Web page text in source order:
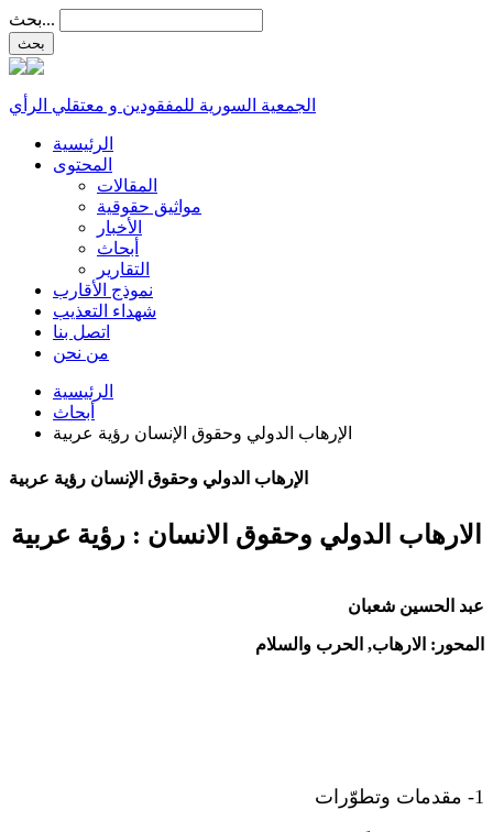
بحث...
الجمعية السورية للمفقودين و معتقلي الرأي
الرئيسية
المحتوى
المقالات
مواثيق حقوقية
الأخبار
أبحاث
التقارير
نموذج الأقارب
شهداء التعذيب
اتصل بنا
من نحن
الرئيسية
أبحاث
الإرهاب الدولي وحقوق الإنسان رؤية عربية
الإرهاب الدولي وحقوق الإنسان رؤية عربية
الارهاب الدولي وحقوق الانسان : رؤية عربية
عبد الحسين شعبان
المحور: الارهاب, الحرب والسلام
1- مقدمات وتطوّرات